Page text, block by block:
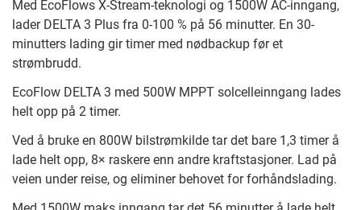
Med EcoFlows X-Stream-teknologi og 1500W AC-inngang,
lader DELTA 3 Plus fra 0-100 % på 56 minutter. En 30-
minutters lading gir timer med nødbackup før et
strømbrudd.
EcoFlow DELTA 3 med 500W MPPT solcelleinngang lades
helt opp på 2 timer.
Ved å bruke en 800W bilstrømkilde tar det bare 1,3 timer å
lade helt opp, 8× raskere enn andre kraftstasjoner. Lad på
veien under reise, og eliminer behovet for forhåndslading.